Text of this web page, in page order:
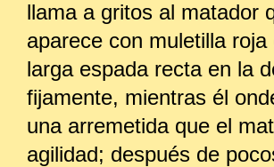
llama a gritos al matador
aparece con muletilla
larga espada recta en la
fijamente, mientras él
una arremetida que el
agilidad; después de